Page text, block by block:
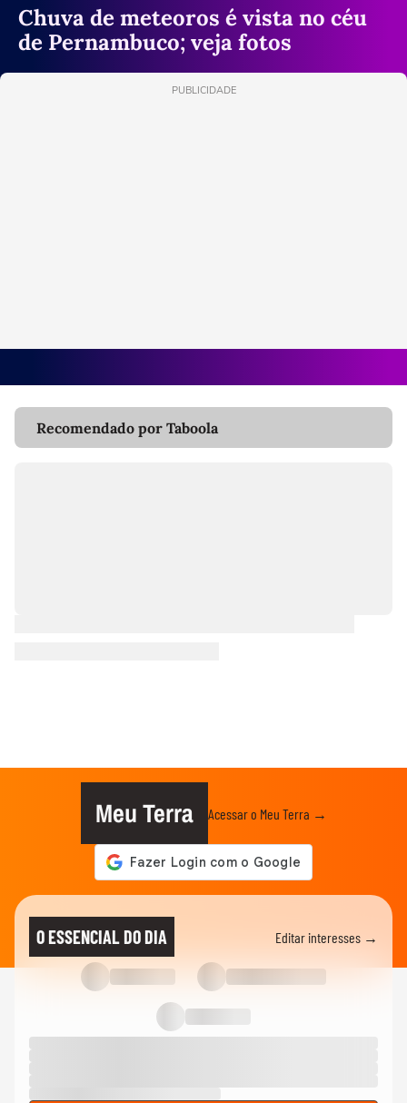
Chuva de meteoros é vista no céu
de Pernambuco; veja fotos
PUBLICIDADE
Recomendado por Taboola
Meu Terra Acessar o Meu Terra →
O ESSENCIAL DO DIA Editar interesses →